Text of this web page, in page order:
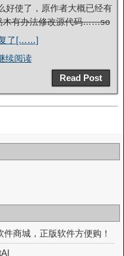
好使了，原作者大概已经有
木有办法修改源代码……so
了[……]
续阅读
Read Post
件商城，正版软件方便购！